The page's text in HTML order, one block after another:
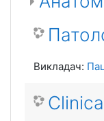
Викладач: